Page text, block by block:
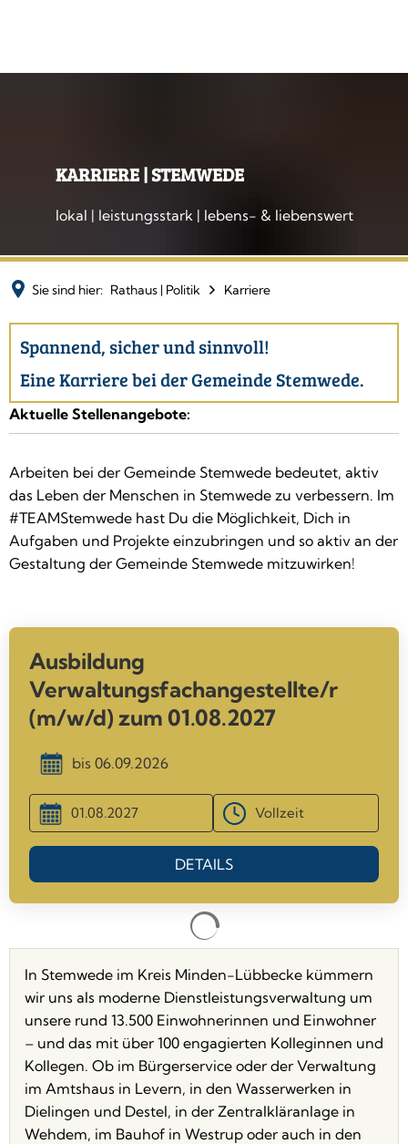
KARRIERE | STEMWEDE
lokal | leistungsstark | lebens- & liebenswert
Sie sind hier: Rathaus | Politik Karriere
Karriere
Spannend, sicher und sinnvoll!
Eine Karriere bei der Gemeinde Stemwede.
Aktuelle Stellenangebote:
Arbeiten bei der Gemeinde Stemwede bedeutet, aktiv
das Leben der Menschen in Stemwede zu verbessern. Im
#TEAMStemwede hast Du die Möglichkeit, Dich in
Aufgaben und Projekte einzubringen und so aktiv an der
Gestaltung der Gemeinde Stemwede mitzuwirken!
Ausbildung
Verwaltungsfachangestellte/r
(m/w/d) zum 01.08.2027
bis06.09.2026
01.08.2027 Vollzeit
DETAILS
In Stemwede im Kreis Minden-Lübbecke kümmern
wir uns als moderne Dienstleistungsverwaltung um
unsere rund 13.500 Einwohnerinnen und Einwohner
– und das mit über 100 engagierten Kolleginnen und
Kollegen. Ob im Bürgerservice oder der Verwaltung
im Amtshaus in Levern, in den Wasserwerken in
Dielingen und Destel, in der Zentralkläranlage in
Wehdem, im Bauhof in Westrup oder auch in den